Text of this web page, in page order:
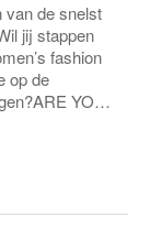
van de snelst
jij stappen
fashion
op de
YOU
naar een